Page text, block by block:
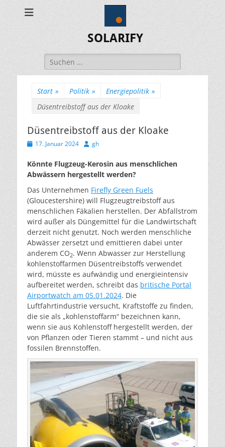
SOLARIFY
Suchen
nach:
Start » Politik » Energiepolitik »
Düsentreibstoff aus der Kloake
Düsentreibstoff aus der Kloake
Veröffentlicht
17. Januar 2024 Autor
gh
Könnte Flugzeug-Kerosin aus menschlichen
Abwässern hergestellt werden?
Das Unternehmen Firefly Green Fuels
(Gloucestershire) will Flugzeugtreibstoff aus
menschlichen Fäkalien herstellen. Der Abfallstrom
wird außer als Düngemittel für die Landwirtschaft
derzeit nicht genutzt. Noch werden menschliche
Abwässer zersetzt und emittieren dabei unter
anderem CO2. Wenn Abwasser zur Herstellung
kohlenstoffarmen Düsentreibstoffs verwendet
wird, müsste es aufwändig und energieintensiv
aufbereitet werden, schreibt das britische Portal
Airportwatch am 05.01.2024. Die
Luftfahrtindustrie versucht, Kraftstoffe zu finden,
die sie als „kohlenstoffarm“ bezeichnen kann,
wenn sie aus Kohlenstoff hergestellt werden, der
von Pflanzen oder Tieren stammt – und nicht aus
fossilen Brennstoffen.